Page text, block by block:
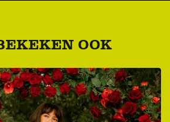
OOK